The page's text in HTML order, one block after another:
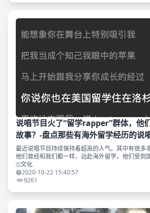
说唱节目火了“留学rapper”群体，他
故事？-盘点那些有海外留学经历的说
最近说唱节目持续保持着超高的人气。其中有很多
他们曾经和我们都一样，远赴海外留学。他们受到
育，也往往会在自己的作品中描绘或致敬自己曾经
让我们来看一看那些
文化
2020-10-22 15:40:57
9261